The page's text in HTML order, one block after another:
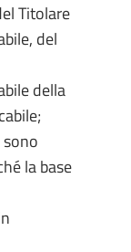
Titolare
del
della
la base